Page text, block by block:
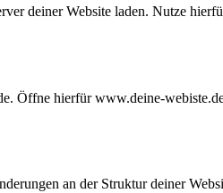
deiner Website laden. Nutze
Öffne hierfür www.deine-
an der Struktur deiner